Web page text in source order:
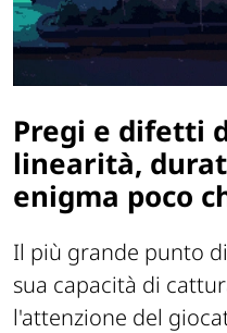
Pregi e difetti
linearità,
enigma poco
Il più grande punto
sua capacità di
l'attenzione del